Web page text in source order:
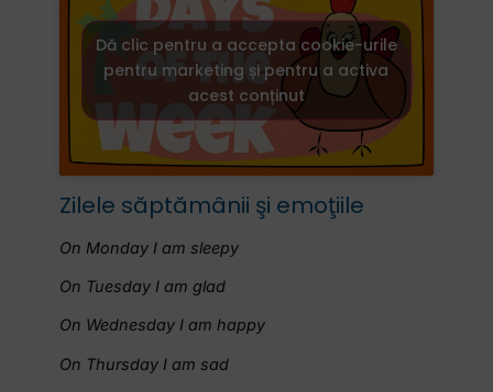
Dă clic pentru a accepta cookie-urile
pentru marketing și pentru a activa
acest conținut
Zilele săptămânii şi emoţiile
On Monday I am sleepy
On Tuesday I am glad
On Wednesday I am happy
On Thursday I am sad